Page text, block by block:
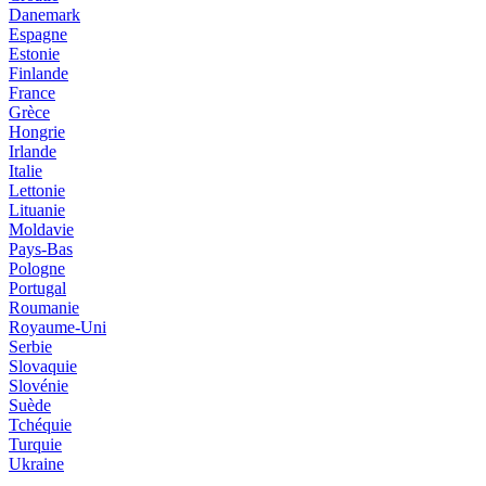
Danemark
Espagne
Estonie
Finlande
France
Grèce
Hongrie
Irlande
Italie
Lettonie
Lituanie
Moldavie
Pays-Bas
Pologne
Portugal
Roumanie
Royaume-Uni
Serbie
Slovaquie
Slovénie
Suède
Tchéquie
Turquie
Ukraine